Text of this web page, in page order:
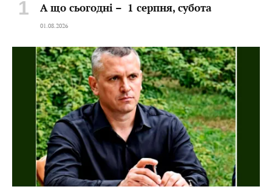
А що сьогодні – 1 серпня, субота
01.08.2026